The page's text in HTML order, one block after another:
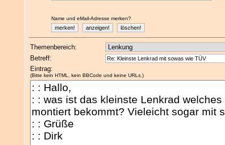
Name und eMail-Adresse merken?
Themenbereich:
Betreff:
Eintrag:
(Bitte kein HTML, kein BBCode und keine URLs.)